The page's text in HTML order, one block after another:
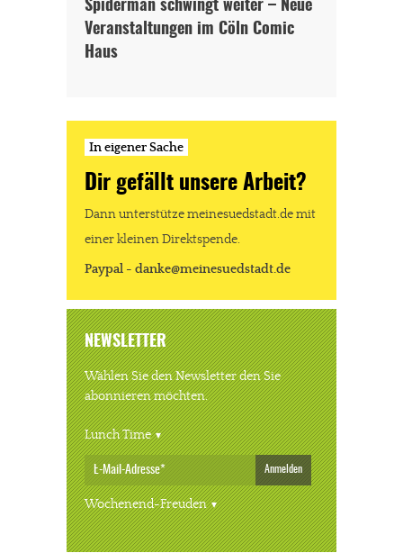
Dir gefällt unsere Arbeit?
Solltest Du unsere unabhängige Berichterstattung schätzen,
kannst Du uns mit einer kleinen Spende unterstützen.
Paypal - danke@meinesuedstadt.de
JETZT SPENDEN Schon erledigt!
Spiderman schwingt weiter – Neue
Veranstaltungen im Cöln Comic
Haus
In eigener Sache
Dir gefällt unsere Arbeit?
Dann unterstütze meinesuedstadt.de mit
einer kleinen Direktspende.
Paypal - danke@meinesuedstadt.de
NEWSLETTER
Wählen Sie den Newsletter den Sie
abonnieren möchten.
Lunch Time
Anmelden
Wochenend-Freuden